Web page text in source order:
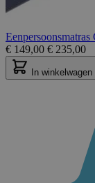
€ 149,00 € 235,00
In winkelwagen